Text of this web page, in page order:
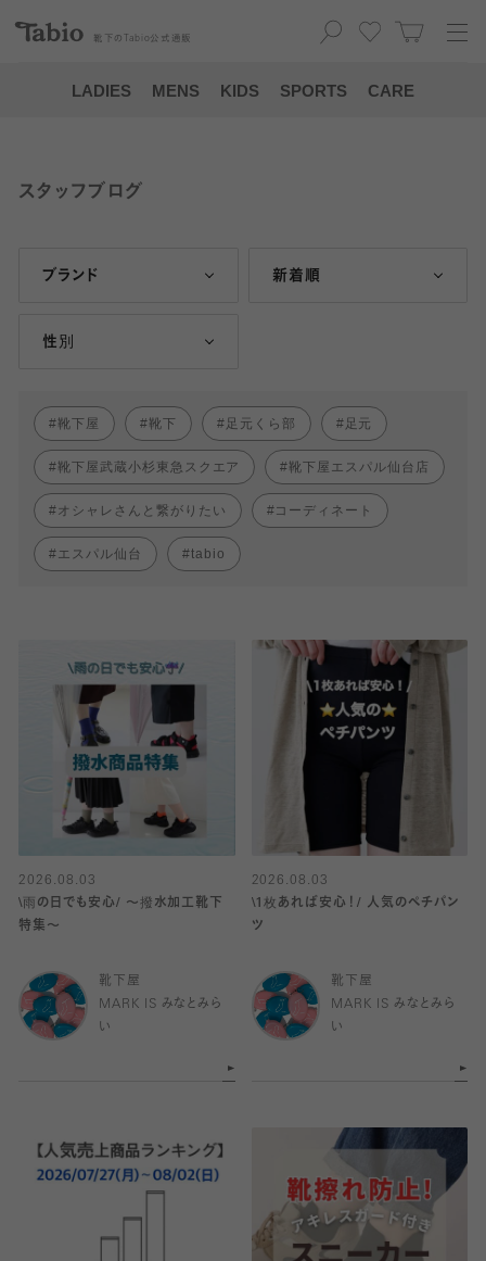
靴下の Tabio 公式通販
LADIES MENS KIDS SPORTS CARE
スタッフブログ
ブランド 新着順
性別
靴下屋 靴下 足元くら部 足元
靴下屋武蔵小杉東急スクエア 靴下屋エスパル仙台店
オシャレさんと繋がりたい コーディネート
エスパル仙台 tabio
2026.08.03
\雨の日でも安心/ 〜撥水加工靴下
特集〜
靴下屋
MARK IS みなとみら
い
2026.08.03
\1枚あれば安心！/ 人気のペチパン
ツ
靴下屋
MARK IS みなとみら
い